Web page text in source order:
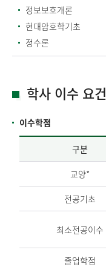
정보보호개론
현대암호학기초
정수론
학사 이수 요건
이수학점
구분
교양*
전공기초
최소전공이수
졸업학점